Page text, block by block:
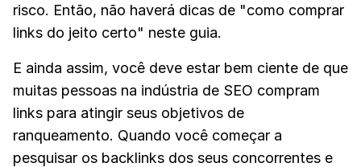
risco. Então, não haverá dicas de "como comprar
links do jeito certo" neste guia.
E ainda assim, você deve estar bem ciente de que
muitas pessoas na indústria de SEO compram
links para atingir seus objetivos de
ranqueamento. Quando você começar a
pesquisar os backlinks dos seus concorrentes e